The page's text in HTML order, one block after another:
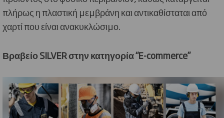
πλήρως η πλαστική μεμβράνη και αντικαθίσταται από
χαρτί που είναι ανακυκλώσιμο.
ΒραβείοSILVERστην κατηγορία “E-commerce”